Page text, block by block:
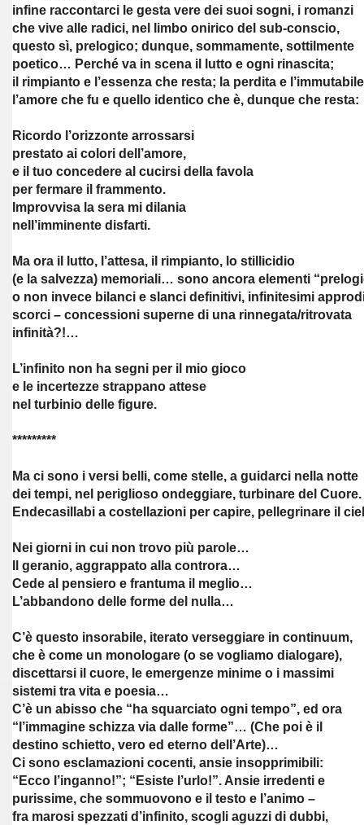
infine raccontarci le gesta vere dei suoi sogni, i romanzi
che vive alle radici, nel limbo onirico del sub-conscio,
questo sì, prelogico; dunque, sommamente, sottilmente
poetico… Perché va in scena il lutto e ogni rinascita;
il rimpianto e l’essenza che resta; la perdita e
l’amore che fu e quello identico che è, dunque che resta:
Ricordo l’orizzonte arrossarsi
prestato ai colori dell’amore,
e il tuo concedere al cucirsi della favola
per fermare il frammento.
Improvvisa la sera mi dilania
nell’imminente disfarti.
Ma ora il lutto, l’attesa, il rimpianto, lo stillicidio
(e la salvezza) memoriali… sono ancora elementi
o non invece bilanci e slanci definitivi, infinitesimi
scorci – concessioni superne di una rinnegata/ritrovata
infinità?!…
L’infinito non ha segni per il mio gioco
e le incertezze strappano attese
nel turbinio delle figure.
*********
Ma ci sono i versi belli, come stelle, a guidarci nella notte
dei tempi, nel periglioso ondeggiare, turbinare del Cuore.
Endecasillabi a costellazioni per capire, pellegrinare il
Nei giorni in cui non trovo più parole…
Il geranio, aggrappato alla controra…
Cede al pensiero e frantuma il meglio…
L’abbandono delle forme del nulla…
C’è questo insorabile, iterato verseggiare in continuum,
che è come un monologare (o se vogliamo dialogare),
discettarsi il cuore, le emergenze minime o i massimi
sistemi tra vita e poesia…
C’è un abisso che “ha squarciato ogni tempo”, ed ora
“l’immagine schizza via dalle forme”… (Che poi è il
destino schietto, vero ed eterno dell’Arte)…
Ci sono esclamazioni cocenti, ansie insopprimibili:
“Ecco l’inganno!”; “Esiste l’urlo!”. Ansie irredenti e
purissime, che sommuovono e il testo e l’animo –
fra marosi spezzati d’infinito, scogli aguzzi di dubbi,